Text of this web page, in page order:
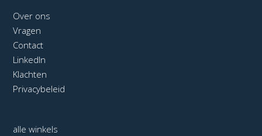
Over ons
Vragen
Contact
LinkedIn
Klachten
Privacybeleid
alle winkels